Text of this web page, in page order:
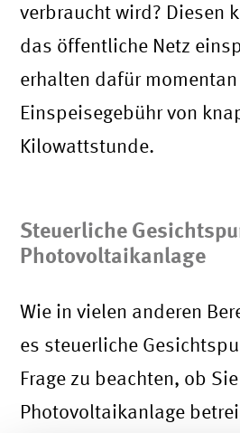
verbraucht wird? Diesen
das öffentliche Netz
erhalten dafür
Einspeisegebühr von
Kilowattstunde.
Steuerliche
Photovoltaikanlage
Wie in vielen anderen
es steuerliche
Frage zu beachten, ob
Photovoltaikanlage